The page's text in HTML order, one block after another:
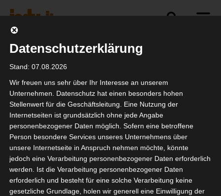
Selbstständigkeit
PLS Panel Soziale
Sicherung von
Selbständigen
Datenschutzerklärung
Stand: 07.08.2026
Wir freuen uns sehr über Ihr Interesse an unserem
Unternehmen. Datenschutz hat einen besonders hohen
Stellenwert für die Geschäftsleitung. Eine Nutzung der
Internetseiten ist grundsätzlich ohne jede Angabe
personenbezogener Daten möglich. Sofern eine betroffene
Person besondere Services unseres Unternehmens über
unsere Internetseite in Anspruch nehmen möchte, könnte
jedoch eine Verarbeitung personenbezogener Daten erforderlich
werden. Ist die Verarbeitung personenbezogener Daten
erforderlich und besteht für eine solche Verarbeitung keine
gesetzliche Grundlage, holen wir generell eine Einwilligung der